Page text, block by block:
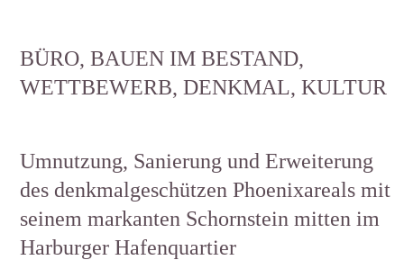
BÜRO, BAUEN IM BESTAND,
WETTBEWERB, DENKMAL, KULTUR
Umnutzung, Sanierung und Erweiterung
des denkmalgeschützen Phoenixareals mit
seinem markanten Schornstein mitten im
Harburger Hafenquartier